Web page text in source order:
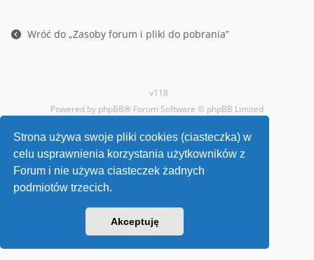
Strona używa swoje pliki cookies (ciasteczka) w
celu usprawnienia korzystania użytkowników z
Forum i nie używa ciasteczek żadnych
podmiotów trzecich.
Akceptuję
Wróć do „Zasoby forum i pliki do pobrania”
v118
Powered by phpBB® Forum Software © phpBB Limited